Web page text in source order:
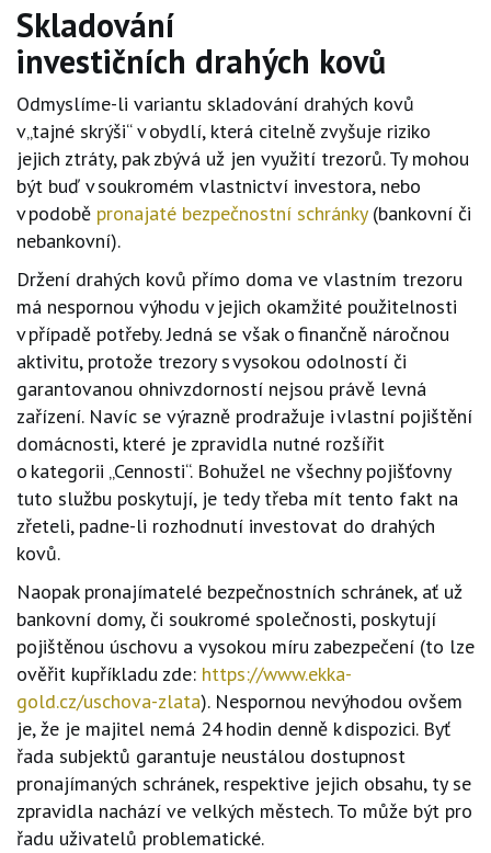
Skladování
investičních drahých kovů
Odmyslíme-li variantu skladování drahých kovů
v „tajné skrýši“ v obydlí, která citelně zvyšuje riziko
jejich ztráty, pak zbývá už jen využití trezorů. Ty mohou
být buď v soukromém vlastnictví investora, nebo
v podobě pronajaté bezpečnostní schránky(bankovní či
nebankovní).
Držení drahých kovů přímo doma ve vlastním trezoru
má nespornou výhodu v jejich okamžité použitelnosti
v případě potřeby. Jedná se však o finančně náročnou
aktivitu, protože trezory s vysokou odolností či
garantovanou ohnivzdorností nejsou právě levná
zařízení. Navíc se výrazně prodražuje i vlastní pojištění
domácnosti, které je zpravidla nutné rozšířit
o kategorii „Cennosti“. Bohužel ne všechny pojišťovny
tuto službu poskytují, je tedy třeba mít tento fakt na
zřeteli, padne-li rozhodnutí investovat do drahých
kovů.
Naopak pronajímatelé bezpečnostních schránek, ať už
bankovní domy, či soukromé společnosti, poskytují
pojištěnou úschovu a vysokou míru zabezpečení (to lze
ověřit kupříkladu zde: https://www.ekka-
gold.cz/uschova-zlata). Nespornou nevýhodou ovšem
je, že je majitel nemá 24 hodin denně k dispozici. Byť
řada subjektů garantuje neustálou dostupnost
pronajímaných schránek, respektive jejich obsahu, ty se
zpravidla nachází ve velkých městech. To může být pro
řadu uživatelů problematické.